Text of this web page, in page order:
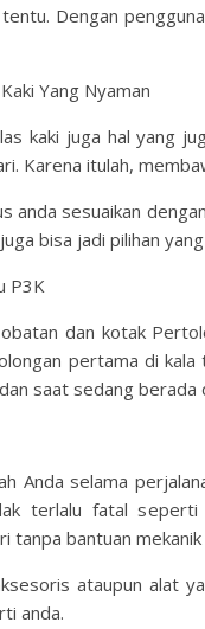
Dengan
Yang Nyaman
kaki juga hal yang
Karena itulah,
anda sesuaikan
bisa jadi pilihan
P3K
dan kotak
pertama di
saat sedang berada
Anda selama
terlalu fatal
tanpa bantuan
ataupun alat
anda.